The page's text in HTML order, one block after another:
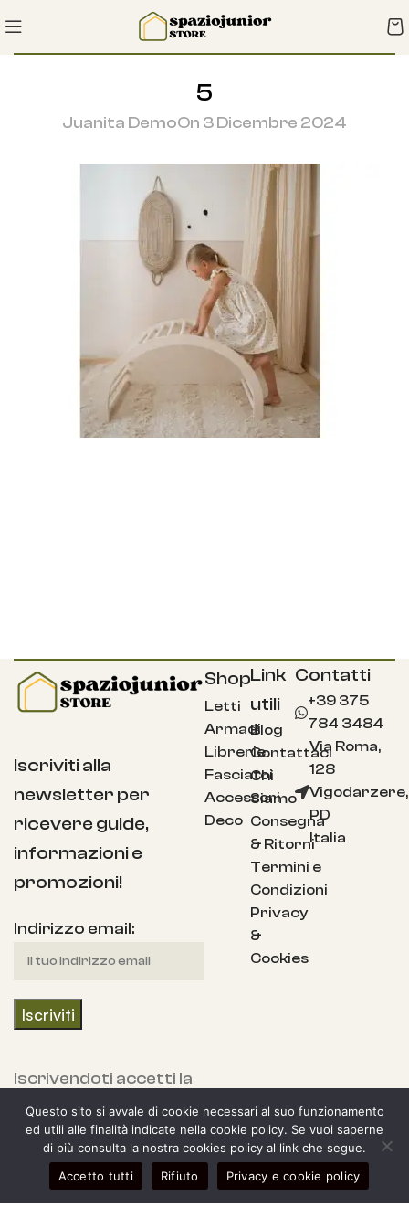
5
Juanita DemoOn 3 Dicembre 2024
Iscriviti alla
newsletter per
ricevere guide,
informazioni e
promozioni!
Indirizzo email:
Iscrivendoti accetti la
nostra Informativa
sulla privacy e fornisci
il consenso a ricevere
aggiornamenti dalla
nostra azienda.
Shop
Letti
Armadi
Librerie
Fasciatoi
Accessori
Deco
Link
utili
Blog
Contattaci
Chi
Siamo
Consegna
& Ritorni
Termini e
Condizioni
Privacy
&
Cookies
Contatti
+39 375
784 3484
Via Roma,
128
Vigodarzere,
PD
Italia
laterale
Il mio account
0
Carrello
Questo sito si avvale di cookie necessari al suo funzionamento
ed utili alle finalità indicate nella cookie policy. Se vuoi saperne
di più consulta la nostra cookies policy al link che segue.
Accetto tutti
Rifiuto Privacy e cookie policy